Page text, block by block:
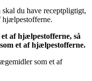
du have receptpligtigt,
hjælpestofferne.
af hjælpestofferne, så
et af hjælpestofferne.
som et af